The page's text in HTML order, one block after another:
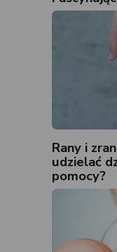
Rany i
udzielać
pomocy?